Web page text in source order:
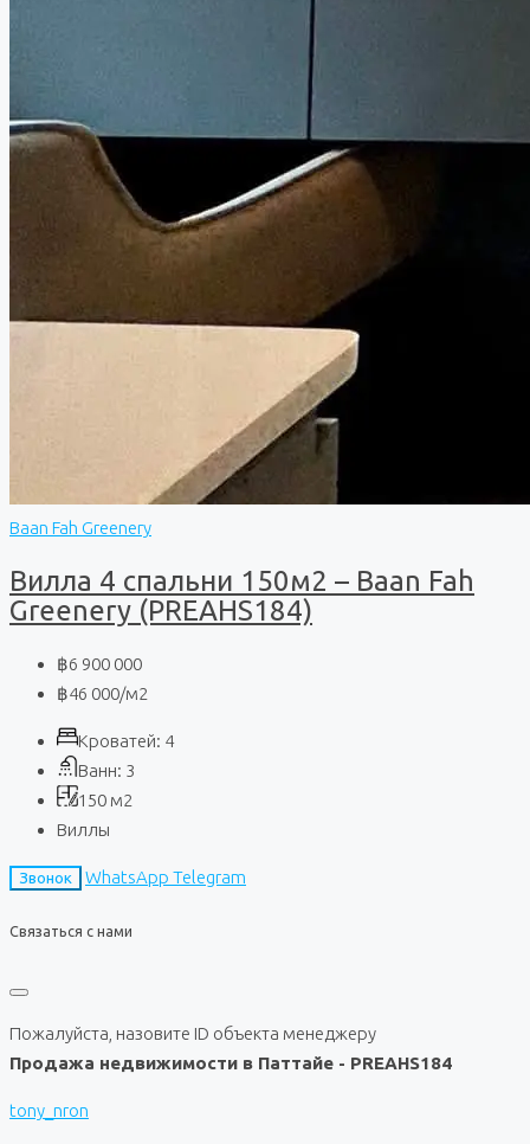
Baan Fah Greenery
Вилла 4 спальни 150м2 – Baan Fah
Greenery (PREAHS184)
฿6 900 000
฿46 000/м2
Кроватей: 4
Ванн: 3
150 м2
Виллы
Звонок WhatsApp Telegram
Связаться с нами
Пожалуйста, назовите ID объекта менеджеру
Продажа недвижимости в Паттайе - PREAHS184
tony_nron